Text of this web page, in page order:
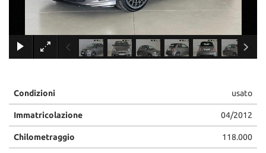
×
Condizioni usato
Immatricolazione 04/2012
Chilometraggio 118.000